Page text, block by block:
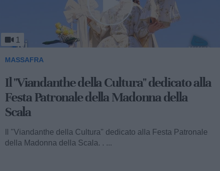
1
MASSAFRA
Viandanthe della Cultura: la "Chiesa
Rupestre della Buona Nuova"
Ecco a voi il terzo speciale del "Viandanthe della Cultura"
dedicato alla Madonna della Scala. Vi porteremo alla
scoperta della "Chiesa...